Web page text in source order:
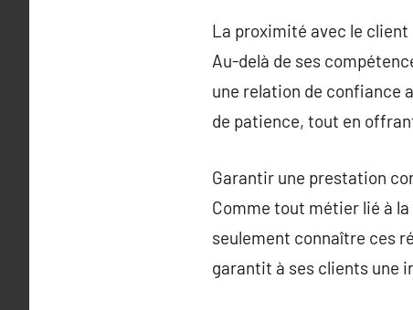
La proximité avec le client
Au-delà de ses
une relation de confiance
de patience, tout en
Garantir une prestation
Comme tout métier lié à
seulement connaître ces
garantit à ses clients une